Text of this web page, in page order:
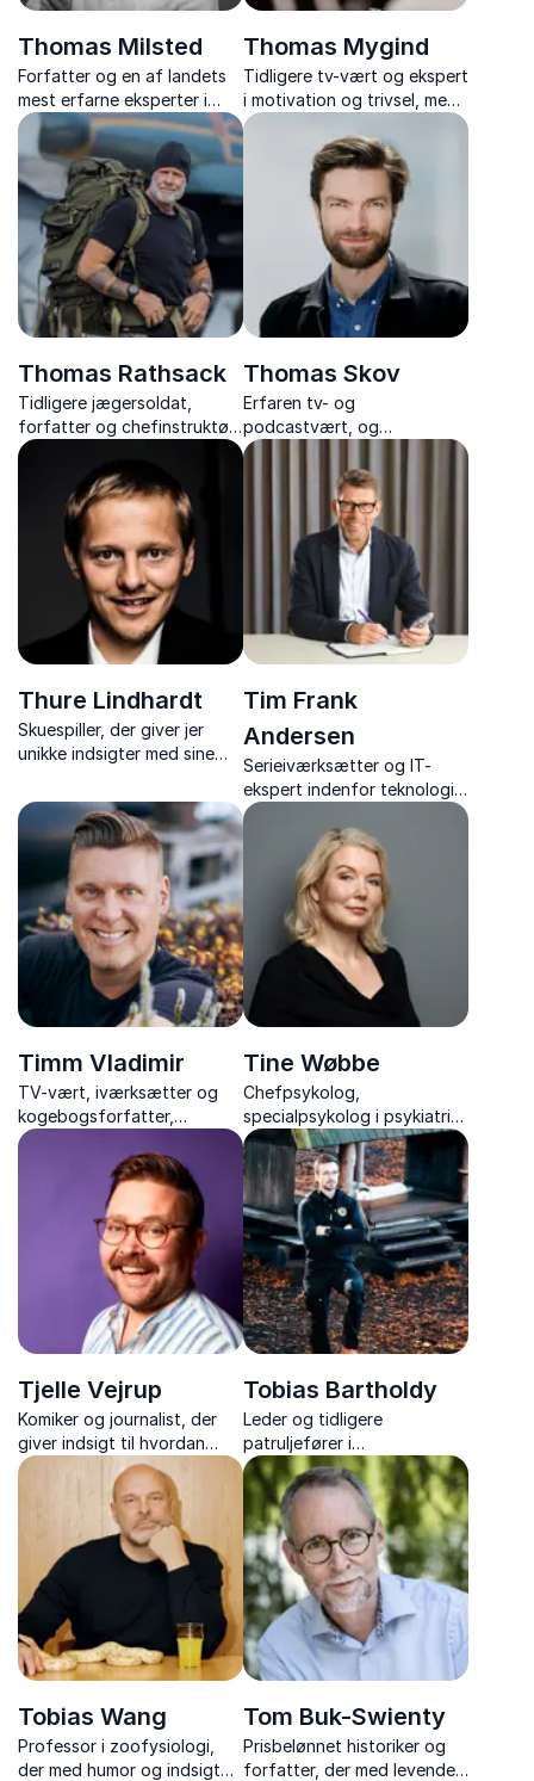
Thomas Milsted
Forfatter og en af landets
mest erfarne eksperter i
stress, trivsel og
arbejdsglæde – med
tusindvis af foredrag og
flere bestsellere bag sig.
Thomas Mygind
Tidligere tv-vært og ekspert
i motivation og trivsel, med
humoristiske og gribende
foredrag om arbejdsglæde,
trivsel og motivation, der
skaber varig forandring.
Thomas Rathsack
Tidligere jægersoldat,
forfatter og chefinstruktør i
TV 2-programmet
"Korpset", der inspirerer
med stærke foredrag om
attitude og high
performance.
Thomas Skov
Erfaren tv- og
podcastvært, og
foredragsholder, der med
humor og indsigt skaber
nærværende oplevelser
fyldt med grin og
eftertanke.
Thure Lindhardt
Skuespiller, der giver jer
unikke indsigter med sine
skuespil, dannelse,
Grundtvig og menneskelige
historier.
Tim Frank
Andersen
Serieiværksætter og IT-
ekspert indenfor teknologi
og digitalisering
Timm Vladimir
TV-vært, iværksætter og
kogebogsforfatter,
der deler passionerede
fortællinger om mad,
karriere og kreativitet.
Tine Wøbbe
Chefpsykolog,
specialpsykolog i psykiatri
samt specialist og
supervisor i psykopatologi
og psykoterapi
Tjelle Vejrup
Komiker og journalist, der
giver indsigt til hvordan
humor kan gøre jeres
arbejdsplads sjovere,
sundere og langt mere
effektiv.
Tobias Bartholdy
Leder og tidligere
patruljefører i
Slædepatruljen Sirius, der
inspirerer med ægte
ledelsesindsigt og teamwork
fra Grønlands ødemark.
Tobias Wang
Professor i zoofysiologi,
der med humor og indsigt
Tom Buk-Swienty
Prisbelønnet historiker og
forfatter, der med levende